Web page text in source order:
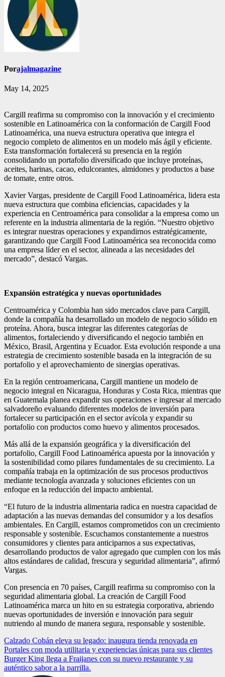
Porajalmagazine
May 14, 2025
Cargill reafirma su compromiso con la innovación y el crecimiento
sostenible en Latinoamérica con la conformación de Cargill Food
Latinoamérica, una nueva estructura operativa que integra el
negocio completo de alimentos en un modelo más ágil y eficiente.
Esta transformación fortalecerá su presencia en la región
consolidando un portafolio diversificado que incluye proteínas,
aceites, harinas, cacao, edulcorantes, almidones y productos a base
de tomate, entre otros.
Xavier Vargas, presidente de Cargill Food Latinoamérica, lidera esta
nueva estructura que combina eficiencias, capacidades y la
experiencia en Centroamérica para consolidar a la empresa como un
referente en la industria alimentaria de la región. “Nuestro objetivo
es integrar nuestras operaciones y expandirnos estratégicamente,
garantizando que Cargill Food Latinoamérica sea reconocida como
una empresa líder en el sector, alineada a las necesidades del
mercado”, destacó Vargas.
Expansión estratégica y nuevas oportunidades
Centroamérica y Colombia han sido mercados clave para Cargill,
donde la compañía ha desarrollado un modelo de negocio sólido en
proteína. Ahora, busca integrar las diferentes categorías de
alimentos, fortaleciendo y diversificando el negocio también en
México, Brasil, Argentina y Ecuador. Esta evolución responde a una
estrategia de crecimiento sostenible basada en la integración de su
portafolio y el aprovechamiento de sinergias operativas.
En la región centroamericana, Cargill mantiene un modelo de
negocio integral en Nicaragua, Honduras y Costa Rica, mientras que
en Guatemala planea expandir sus operaciones e ingresar al mercado
salvadoreño evaluando diferentes modelos de inversión para
fortalecer su participación en el sector avícola y expandir su
portafolio con productos como huevo y alimentos procesados.
Más allá de la expansión geográfica y la diversificación del
portafolio, Cargill Food Latinoamérica apuesta por la innovación y
la sostenibilidad como pilares fundamentales de su crecimiento. La
compañía trabaja en la optimización de sus procesos productivos
mediante tecnología avanzada y soluciones eficientes con un
enfoque en la reducción del impacto ambiental.
“El futuro de la industria alimentaria radica en nuestra capacidad de
adaptación a las nuevas demandas del consumidor y a los desafíos
ambientales. En Cargill, estamos comprometidos con un crecimiento
responsable y sostenible. Escuchamos constantemente a nuestros
consumidores y clientes para anticiparnos a sus expectativas,
desarrollando productos de valor agregado que cumplen con los más
altos estándares de calidad, frescura y seguridad alimentaria”, afirmó
Vargas.
Con presencia en 70 países, Cargill reafirma su compromiso con la
seguridad alimentaria global. La creación de Cargill Food
Latinoamérica marca un hito en su estrategia corporativa, abriendo
nuevas oportunidades de inversión e innovación para seguir
nutriendo al mundo de manera segura, responsable y sostenible.
Navegación
de
entradas
Calzado Cobán eleva su legado: inaugura tienda renovada en
Portales con moda utilitaria y experiencias únicas para sus clientes
Burger King llega a Fraijanes con su nuevo restaurante y su
auténtico sabor a la parrilla.